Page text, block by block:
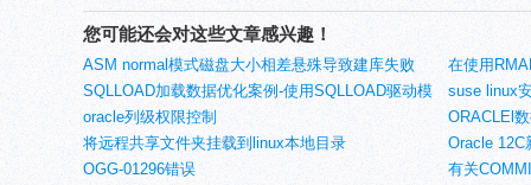
您可能还会对这些文章感兴趣！
ASM normal模式磁盘大小相差悬殊导致建库失败
在使用
遇到ORA-
SQLLOAD加载数据优化案例-使用SQLLOAD驱动模
式的外部表
suse linux
oracle列级权限控制
ORACLEl
将远程共享文件夹挂载到linux本地目录
Oracle 12C
OGG-01296错误
有关